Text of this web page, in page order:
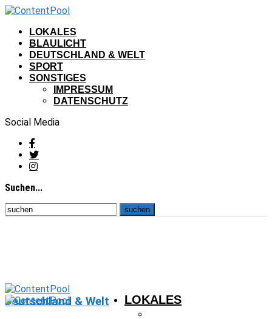
LOKALES
BLAULICHT
DEUTSCHLAND & WELT
SPORT
SONSTIGES
IMPRESSUM
DATENSCHUTZ
Social Media
Suchen...
LOKALES
Deutschland & Welt